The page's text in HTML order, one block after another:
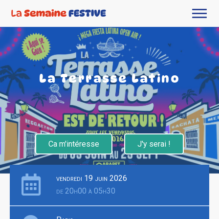
La Terrasse Latino
Ca m'intéresse J'y serai !
vendredi 19 juin 2026
de 20h00 à 05h30